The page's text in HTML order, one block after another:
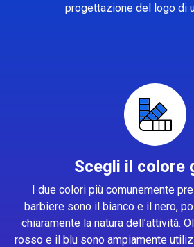
progettazione del logo di
Scegli il colore
I due colori più comunemente
barbiere sono il bianco e il nero,
chiaramente la natura dell’attività.
rosso e il blu sono ampiamente